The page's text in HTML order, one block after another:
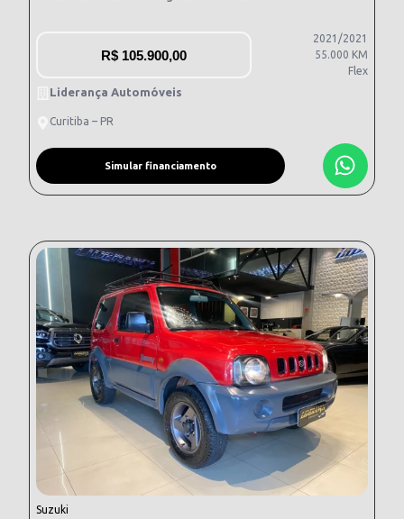
R$ 105.900,00
2021/2021
55.000 KM
Flex
Liderança Automóveis
Curitiba – PR
Simular financiamento
Suzuki